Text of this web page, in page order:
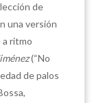
de
una versión
a ritmo
(“No
de palos